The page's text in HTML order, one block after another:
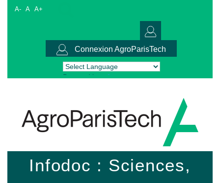
A- A A+
Connexion AgroParisTech
Powered by Translate
Infodoc : Sciences,